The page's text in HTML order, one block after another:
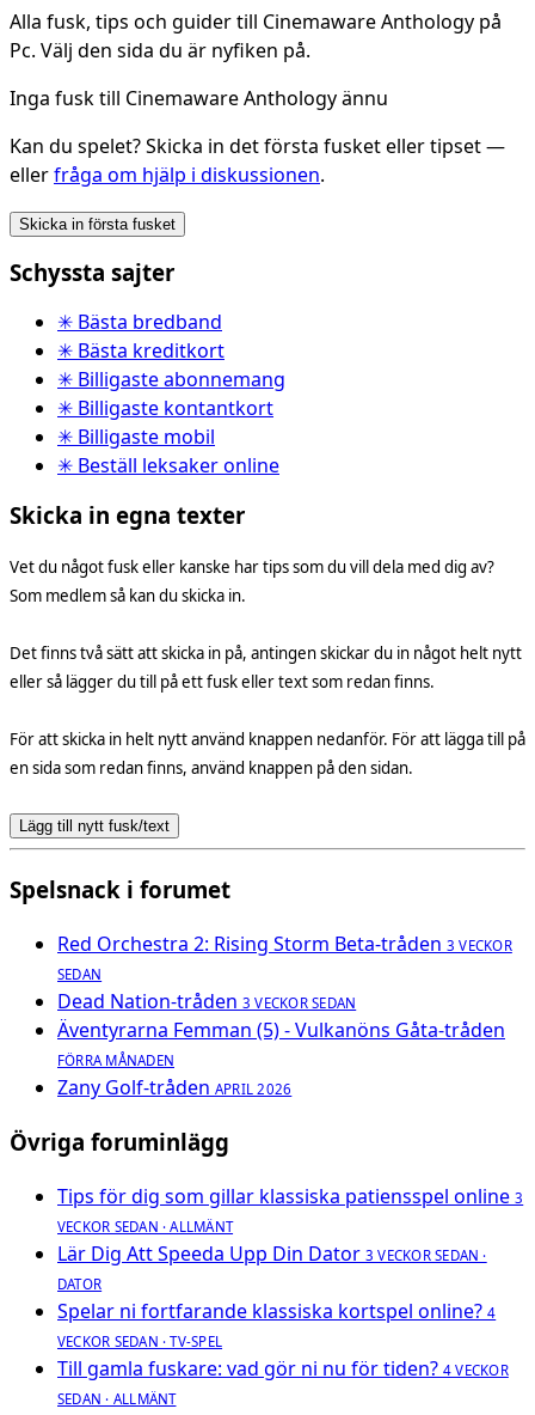
Alla fusk, tips och guider till Cinemaware Anthology på
Pc. Välj den sida du är nyfiken på.
Inga fusk till Cinemaware Anthology ännu
Kan du spelet? Skicka in det första fusket eller tipset —
ellerfråga om hjälp i diskussionen.
Skicka in första fusket
Schyssta sajter
✳ Bästa bredband
✳ Bästa kreditkort
✳ Billigaste abonnemang
✳ Billigaste kontantkort
✳ Billigaste mobil
✳ Beställ leksaker online
Skicka in egna texter
Vet du något fusk eller kanske har tips som du vill dela med dig av?
Som medlem så kan du skicka in.
Det finns två sätt att skicka in på, antingen skickar du in något helt nytt
eller så lägger du till på ett fusk eller text som redan finns.
För att skicka in helt nytt använd knappen nedanför. För att lägga till på
en sida som redan finns, använd knappen på den sidan.
Lägg till nytt fusk/text
Spelsnack i forumet
Red Orchestra 2: Rising Storm Beta-tråden 3 VECKOR
SEDAN
Dead Nation-tråden 3 VECKOR SEDAN
Äventyrarna Femman (5) - Vulkanöns Gåta-tråden
FÖRRA MÅNADEN
Zany Golf-tråden APRIL 2026
Övriga foruminlägg
Tips för dig som gillar klassiska patiensspel online 3
VECKOR SEDAN · ALLMÄNT
Lär Dig Att Speeda Upp Din Dator 3 VECKOR SEDAN ·
DATOR
Spelar ni fortfarande klassiska kortspel online? 4
VECKOR SEDAN · TV-SPEL
Till gamla fuskare: vad gör ni nu för tiden? 4 VECKOR
SEDAN · ALLMÄNT